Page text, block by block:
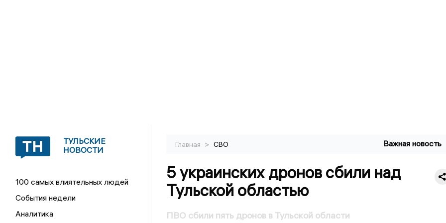
ТУЛЬСКИЕ
НОВОСТИ
100 самых влиятельных людей
События недели
Аналитика
Главная > СВО Важная новость
5 украинских дронов сбили над
Тульской областью
ПВО сбили пять дронов в Тульской области